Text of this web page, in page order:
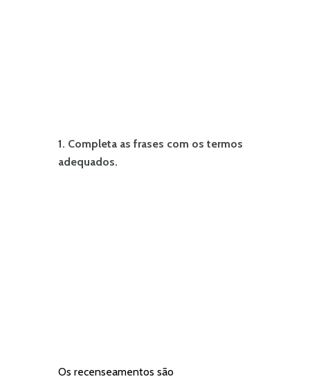
1. Completa as frases com os termos
adequados.
Os recenseamentos são